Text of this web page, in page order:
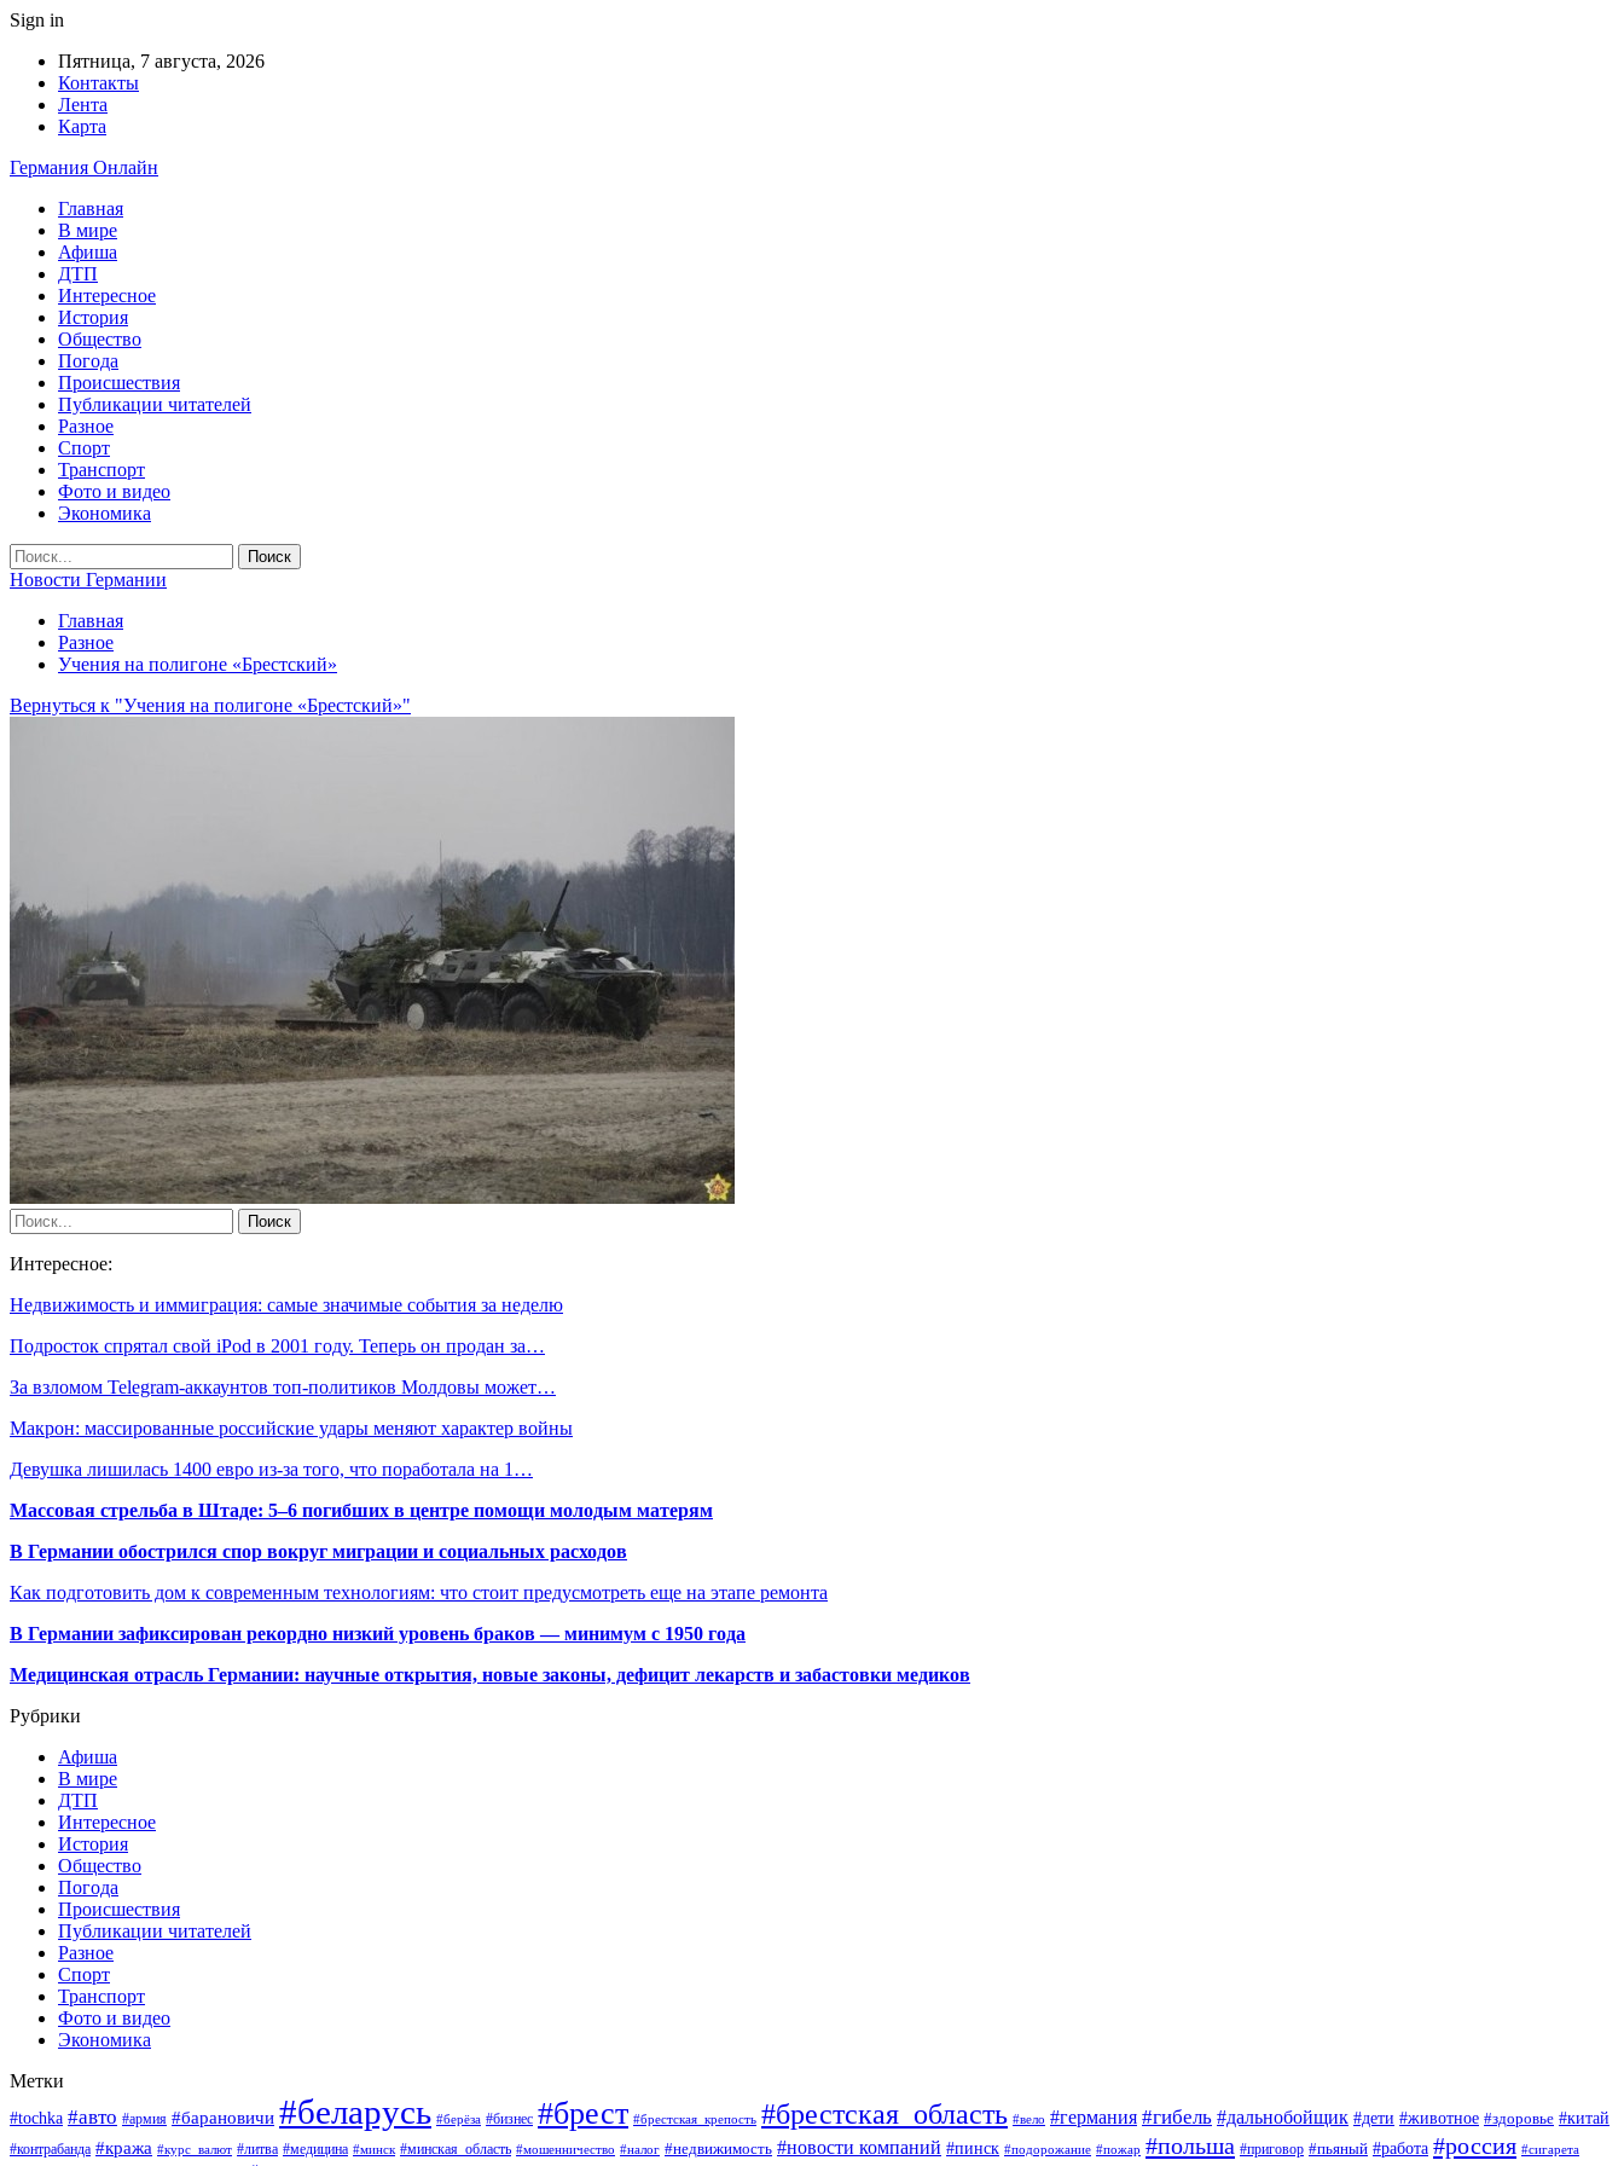
Sign in
Пятница, 7 августа, 2026
Контакты
Лента
Карта
Германия Онлайн
Главная
В мире
Афиша
ДТП
Интересное
История
Общество
Погода
Происшествия
Публикации читателей
Разное
Спорт
Транспорт
Фото и видео
Экономика
Новости Германии
Главная
Разное
Учения на полигоне «Брестский»
Вернуться к "Учения на полигоне «Брестский»"
Интересное:
Недвижимость и иммиграция: самые значимые события за неделю
Подросток спрятал свой iPod в 2001 году. Теперь он продан за…
За взломом Telegram-аккаунтов топ-политиков Молдовы может…
Макрон: массированные российские удары меняют характер войны
Девушка лишилась 1400 евро из-за того, что поработала на 1…
Массовая стрельба в Штаде: 5–6 погибших в центре помощи молодым матерям
В Германии обострился спор вокруг миграции и социальных расходов
Как подготовить дом к современным технологиям: что стоит предусмотреть еще на этапе ремонта
В Германии зафиксирован рекордно низкий уровень браков — минимум с 1950 года
Медицинская отрасль Германии: научные открытия, новые законы, дефицит лекарств и забастовки медиков
Рубрики
Афиша
В мире
ДТП
Интересное
История
Общество
Погода
Происшествия
Публикации читателей
Разное
Спорт
Транспорт
Фото и видео
Экономика
Метки
#tochka #авто #армия #барановичи #беларусь #берёза #бизнес #брест #брестская_крепость #брестская_область #вело #германия #гибель #дальнобойщик #дети #животное #здоровье #китай
#контрабанда #кража #курс_валют #литва #медицина #минск #минская_область #мошенничество #налог #недвижимость #новости компаний #пинск #подорожание #пожар #польша #приговор #пьяный #работа #россия #сигарета